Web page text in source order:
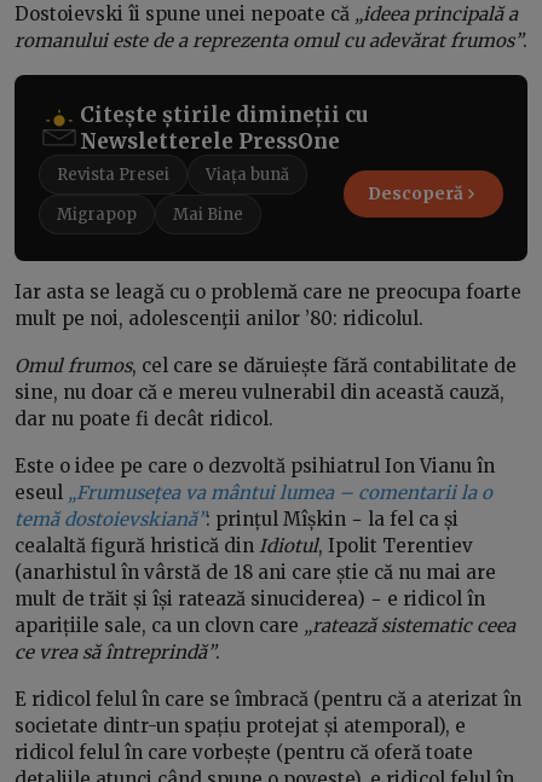
Dostoievski îi spune unei nepoate că „ideea principală a
romanului este de a reprezenta omul cu adevărat frumos”.
Citește știrile dimineții cu
Newsletterele PressOne
Revista Presei
Viața bună
Migrapop
Mai Bine
Descoperă
Iar asta se leagă cu o problemă care ne preocupa foarte
mult pe noi, adolescenţii anilor ’80: ridicolul.
Omul frumos, cel care se dăruiește fără contabilitate de
sine, nu doar că e mereu vulnerabil din această cauză,
dar nu poate fi decât ridicol.
Este o idee pe care o dezvoltă psihiatrul Ion Vianu în
eseul „Frumusețea va mântui lumea – comentarii la o
temă dostoievskiană”: prințul Mîșkin − la fel ca și
cealaltă figură hristică din Idiotul, Ipolit Terentiev
(anarhistul în vârstă de 18 ani care știe că nu mai are
mult de trăit și își ratează sinuciderea) − e ridicol în
aparițiile sale, ca un clovn care „ratează sistematic ceea
ce vrea să întreprindă”.
E ridicol felul în care se îmbracă (pentru că a aterizat în
societate dintr-un spațiu protejat și atemporal), e
ridicol felul în care vorbește (pentru că oferă toate